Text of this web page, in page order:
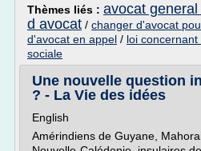
Thèmes liés : avocat general
d avocat / changer d'avocat
d'avocat en appel / loi
sociale
Une nouvelle question
? - La Vie des idées
English
Amérindiens de Guyane,